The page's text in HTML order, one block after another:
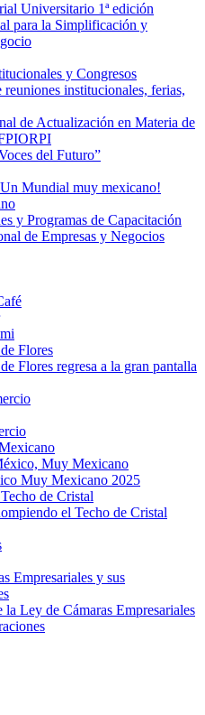
Universitario 1ª edición
para la Simplificación y
y Congresos
reuniones institucionales, ferias,
de Actualización en Materia de
del Futuro”
Un Mundial muy mexicano!
y Programas de Capacitación
de Empresas y Negocios
Flores
Flores regresa a la gran pantalla
Muy Mexicano
Muy Mexicano 2025
de Cristal
el Techo de Cristal
Empresariales y sus
la Ley de Cámaras Empresariales